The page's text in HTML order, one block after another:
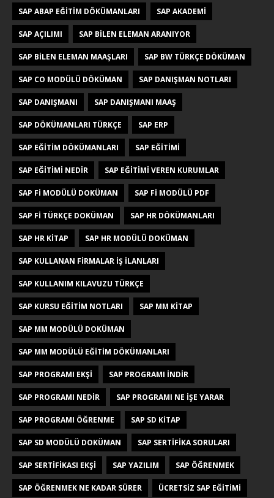
SAP ABAP EĞITIM DÖKÜMANLARI SAP AKADEMI
SAP AÇILIMI SAP BILEN ELEMAN ARANIYOR
SAP BILEN ELEMAN MAAŞLARI SAP BW TÜRKÇE DÖKÜMAN
SAP CO MODÜLÜ DÖKÜMAN SAP DANIŞMAN NOTLARI
SAP DANIŞMANI SAP DANIŞMANI MAAŞ
SAP DÖKÜMANLARI TÜRKÇE SAP ERP
SAP EĞITIM DÖKÜMANLARI SAP EĞITIMI
SAP EĞITIMI NEDIR SAP EĞITIMI VEREN KURUMLAR
SAP FI MODÜLÜ DOKÜMAN SAP FI MODÜLÜ PDF
SAP FI TÜRKÇE DOKÜMAN SAP HR DÖKÜMANLARI
SAP HR KITAP SAP HR MODÜLÜ DOKÜMAN
SAP KULLANAN FIRMALAR IŞ ILANLARI
SAP KULLANIM KILAVUZU TÜRKÇE
SAP KURSU EĞITIM NOTLARI SAP MM KITAP
SAP MM MODÜLÜ DOKÜMAN
SAP MM MODÜLÜ EĞITIM DÖKÜMANLARI
SAP PROGRAMI EKŞI SAP PROGRAMI INDIR
SAP PROGRAMI NEDIR SAP PROGRAMI NE IŞE YARAR
SAP PROGRAMI ÖĞRENME SAP SD KITAP
SAP SD MODÜLÜ DOKÜMAN SAP SERTIFIKA SORULARI
SAP SERTIFIKASI EKŞI SAP YAZILIM SAP ÖĞRENMEK
SAP ÖĞRENMEK NE KADAR SÜRER ÜCRETSIZ SAP EĞITIMI